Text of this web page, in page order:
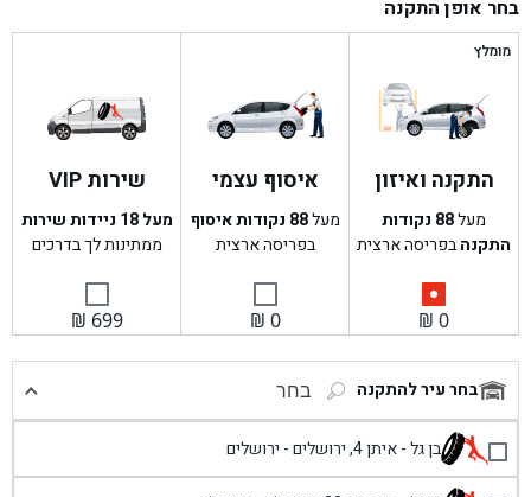
היה:
הוא:
בחר אופן התקנה
מומלץ
התקנה ואיזון
מעל88 נקודות
התקנהבפריסה ארצית
₪ 0
איסוף עצמי
מעל88 נקודות איסוף
בפריסה ארצית
₪ 0
שירות VIP
מעל 18 ניידות שירות
ממתינות לך בדרכים
₪ 699
בחר עיר להתקנה בחר
בן גל - איתן 4, ירושלים - ירושלים